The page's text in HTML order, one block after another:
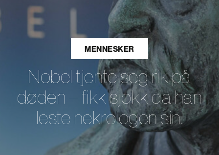
MENNESKER
Nobel tjente seg rik på
døden – fikk sjokk da han
leste nekrologen sin.